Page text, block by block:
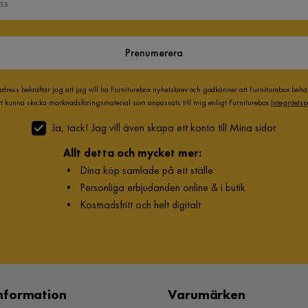
Prenumerera
bekräftar jag att jag vill ha Furniturebox nyhetsbrev och godkänner att Furniturebox
kunna skicka marknadsföringsmaterial som anpassats till mig enligt Furniturebox
Ja, tack! Jag vill även skapa ett konto till Mina sidor.
Allt detta och mycket mer:
• Dina köp samlade på ett ställe
• Personliga erbjudanden online & i butik
• Kostnadsfritt och helt digitalt
Varumärken